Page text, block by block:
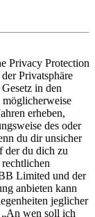
Privacy Protection
Privatsphäre
in den
möglicherweise
erheben,
des oder
du dir unsicher
der du dich zu
Limited und der
anbieten kann
jeglicher
„An wen soll ich